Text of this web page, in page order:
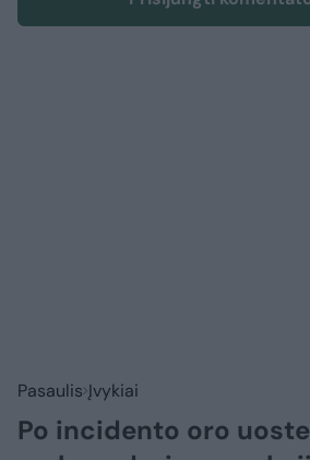
Pasaulis Įvykiai
Po incidento oro